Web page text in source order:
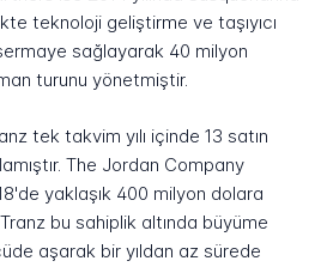
teknoloji geliştirme ve taşıyıcı
sağlayarak 40 milyon
turunu yönetmiştir.
tek takvim yılı içinde 13 satın
The Jordan Company
yaklaşık 400 milyon dolara
bu sahiplik altında büyüme
aşarak bir yıldan az sürede